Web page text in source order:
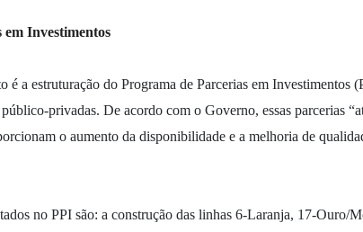
Investimentos
é a estruturação do Programa de Parcerias em Investimentos
privadas. De acordo com o Governo, essas parcerias
o aumento da disponibilidade e a melhoria de
no PPI são: a construção das linhas 6-Laranja, 17-Ouro/